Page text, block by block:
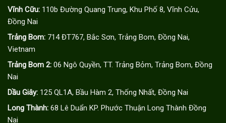
Vĩnh Cữu: 110b Đường Quang Trung, Khu Phố 8, Vĩnh Cửu,
Đồng Nai
Trảng Bom: 714 ĐT767, Bắc Sơn, Trảng Bom, Đồng Nai,
Vietnam
Trảng Bom 2: 06 Ngô Quyền, TT. Trảng Bỏm, Trảng Bom, Đồng
Nai
Dầu Giây: 125 QL1A, Bầu Hàm 2, Thống Nhất, Đồng Nai
Long Thành: 68 Lê Duẩn KP. Phước Thuận Long Thành Đồng
Nai